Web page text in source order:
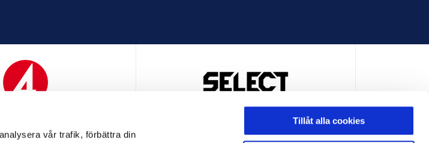
vår trafik, förbättra din
Tillåt alla cookies